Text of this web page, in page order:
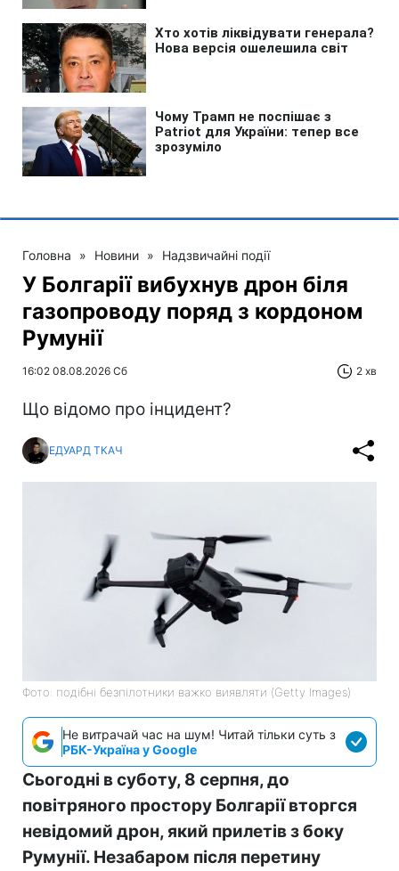
Головна » Новини » Надзвичайні події
У Болгарії вибухнув дрон біля
газопроводу поряд з кордоном
Румунії
16:02 08.08.2026 Сб 2 хв
Що відомо про інцидент?
ЕДУАРД ТКАЧ
Фото: подібні безпілотники важко виявляти (Getty Images)
Не витрачай час на шум! Читай тільки суть з
РБК-Україна у Google
Сьогодні в суботу, 8 серпня, до
повітряного простору Болгарії вторгся
невідомий дрон, який прилетів з боку
Румунії. Незабаром після перетину